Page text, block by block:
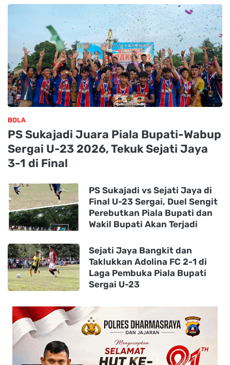
BOLA
PS Sukajadi Juara Piala Bupati-Wabup
Sergai U-23 2026, Tekuk Sejati Jaya
3-1 di Final
PS Sukajadi vs Sejati Jaya di
Final U-23 Sergai, Duel Sengit
Perebutkan Piala Bupati dan
Wakil Bupati Akan Terjadi
Sejati Jaya Bangkit dan
Taklukkan Adolina FC 2-1 di
Laga Pembuka Piala Bupati
Sergai U-23